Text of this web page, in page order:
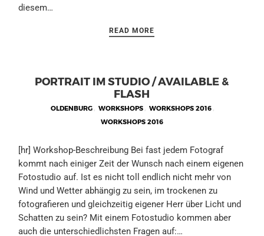
diesem…
READ MORE
PORTRAIT IM STUDIO / AVAILABLE &
FLASH
OLDENBURG , WORKSHOPS , WORKSHOPS 2016 ,
WORKSHOPS 2016
[hr] Workshop-Beschreibung Bei fast jedem Fotograf
kommt nach einiger Zeit der Wunsch nach einem eigenen
Fotostudio auf. Ist es nicht toll endlich nicht mehr von
Wind und Wetter abhängig zu sein, im trockenen zu
fotografieren und gleichzeitig eigener Herr über Licht und
Schatten zu sein? Mit einem Fotostudio kommen aber
auch die unterschiedlichsten Fragen auf:…